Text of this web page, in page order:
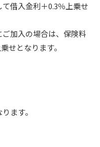
借入金利＋0.3％上乗せ
加入の場合は、保険料
せとなります。
ます。